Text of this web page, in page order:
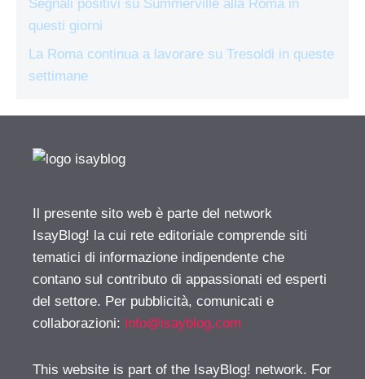
Segnali positivi su Summerville alla Roma in
questi giorni
La Roma continua a lavorare su Tresoldi in queste
settimane
Il presente sito web è parte del network
IsayBlog! la cui rete editoriale comprende siti
tematici di informazione indipendente che
contano sul contributo di appassionati ed esperti
del settore. Per pubblicità, comunicati e
collaborazioni: info@isayblog.com
This website is part of the IsayBlog! network. For